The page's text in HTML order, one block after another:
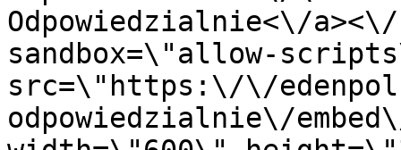
Odpowiedzialnie<\/
sandbox=\"allow-
src=\"https:\/\/
odpowiedzialnie\/